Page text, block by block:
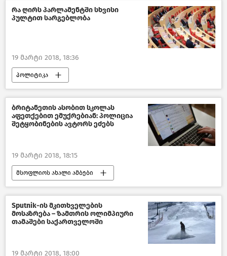
საქართველო
რა ღირს პარლამენტში სხვისი
პულტით სარგებლობა
19 მარტი 2018, 18:36
პოლიტიკა
საქართველოს პარლამენტი–2018
საქართველო
ბრიტანეთის ასობით სკოლას
აფეთქებით ემუქრებიან: პოლიცია
შეტყობინების ავტორს ეძებს
19 მარტი 2018, 18:15
მსოფლიოს ახალი ამბები
Sputnik-ის მკითხველების
მოსაზრება – ზამთრის ოლიმპიური
თამაშები საქართველოში
19 მარტი 2018, 18:00